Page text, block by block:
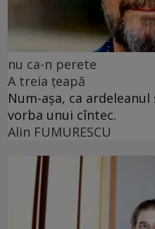
nu ca-n perete
A treia țeapă
Num-așa, ca
vorba unui cîntec.
Alin FUMURESCU